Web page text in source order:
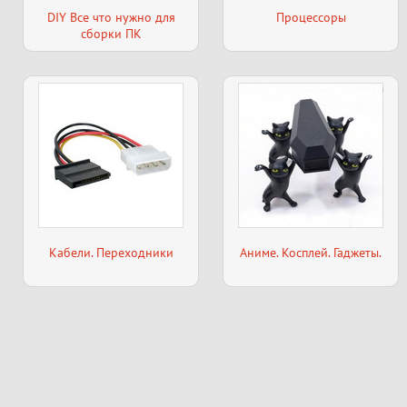
DIY Все что нужно для
сборки ПК
Процессоры
Кабели. Переходники Аниме. Косплей. Гаджеты.